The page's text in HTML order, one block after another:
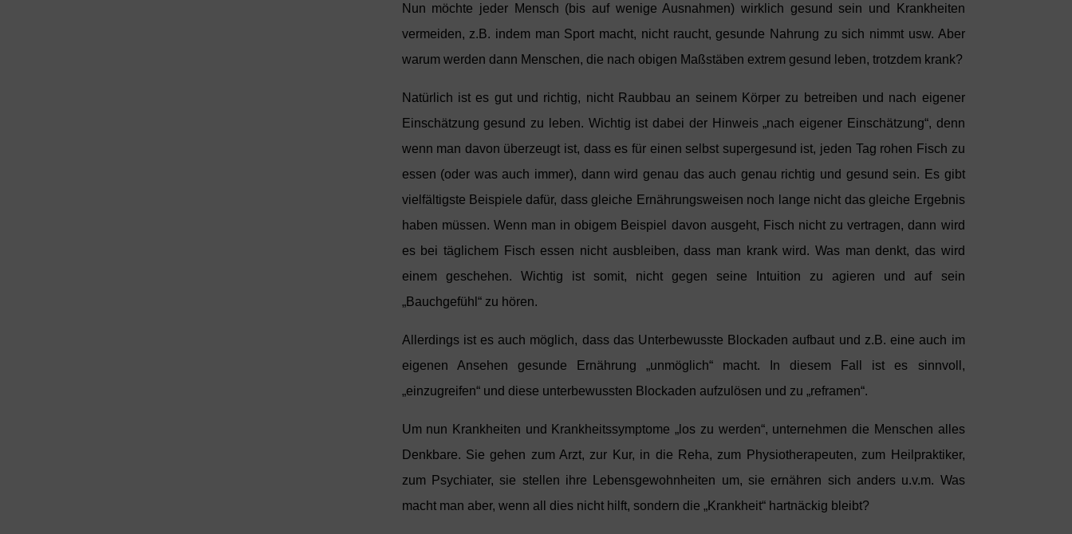
Nun möchte jeder Mensch (bis auf wenige Ausnahmen) wirklich gesund sein und Krankheiten
vermeiden, z.B. indem man Sport macht, nicht raucht, gesunde Nahrung zu sich nimmt usw. Aber
warum werden dann Menschen, die nach obigen Maßstäben extrem gesund leben, trotzdem krank?
Natürlich ist es gut und richtig, nicht Raubbau an seinem Körper zu betreiben und nach eigener
Einschätzung gesund zu leben. Wichtig ist dabei der Hinweis „nach eigener Einschätzung“, denn
wenn man davon überzeugt ist, dass es für einen selbst supergesund ist, jeden Tag rohen Fisch zu
essen (oder was auch immer), dann wird genau das auch genau richtig und gesund sein. Es gibt
vielfältigste Beispiele dafür, dass gleiche Ernährungsweisen noch lange nicht das gleiche Ergebnis
haben müssen. Wenn man in obigem Beispiel davon ausgeht, Fisch nicht zu vertragen, dann wird
es bei täglichem Fisch essen nicht ausbleiben, dass man krank wird. Was man denkt, das wird
einem geschehen. Wichtig ist somit, nicht gegen seine Intuition zu agieren und auf sein
„Bauchgefühl“ zu hören.
Allerdings ist es auch möglich, dass das Unterbewusste Blockaden aufbaut und z.B. eine auch im
eigenen Ansehen gesunde Ernährung „unmöglich“ macht. In diesem Fall ist es sinnvoll,
„einzugreifen“ und diese unterbewussten Blockaden aufzulösen und zu „reframen“.
Um nun Krankheiten und Krankheitssymptome „los zu werden“, unternehmen die Menschen alles
Denkbare. Sie gehen zum Arzt, zur Kur, in die Reha, zum Physiotherapeuten, zum Heilpraktiker,
zum Psychiater, sie stellen ihre Lebensgewohnheiten um, sie ernähren sich anders u.v.m. Was
macht man aber, wenn all dies nicht hilft, sondern die „Krankheit“ hartnäckig bleibt?